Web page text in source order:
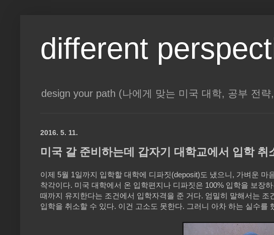
different
design your path (나에게 맞는 미국 대학, 공부 전
2016. 5. 11.
미국 갈 준비하는데 갑자기 대학교에서 입학 취
이제 5월 1일까지 입학할 대학에 디파짓(deposit)도 냈으니, 가벼운
착각이다. 미국 대학에서 온 입학편지나 디파짓은 100% 입학을 보장
때까지 유지한다는 조건에서 입학자격을 준 거다. 엄밀히 말해서는
입학을 취소할 수 있다. 이건 고소도 못한다. 그러니 아차 하는 실수를